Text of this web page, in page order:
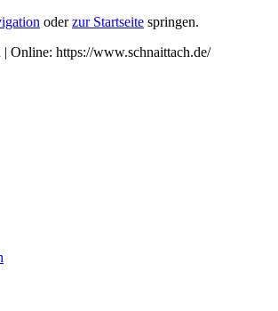
oderzur Startseite springen.
| Online: https://www.schnaittach.de/